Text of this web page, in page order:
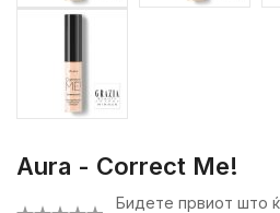
Aura - Correct Me!
Бидете првиот што